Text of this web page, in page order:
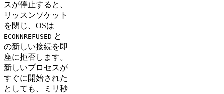
スが停止すると、
リッスンソケット
を閉じ、OSは
ECONNREFUSED と
の新しい接続を即
座に拒否します。
新しいプロセスが
すぐに開始された
としても、ミリ秒